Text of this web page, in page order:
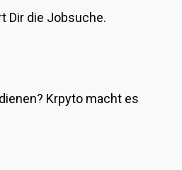
Dir die Jobsuche.
Krpyto macht es